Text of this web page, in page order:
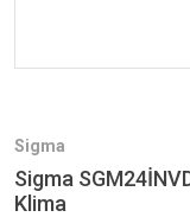
Sigma
Sigma
Klima